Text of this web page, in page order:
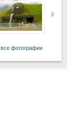
все фотографии